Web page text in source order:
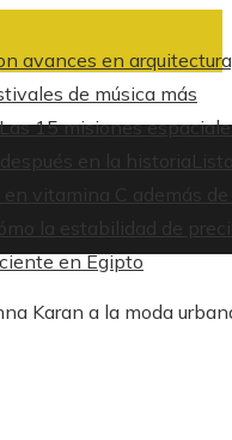
avances en
de música más
Las 15 misiones
en la historia
vitamina C además
la estabilidad de
en Egipto
Karan a la moda